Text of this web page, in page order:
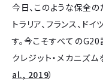
今日、このような保全の
トラリア、フランス、ド
す。今こそすべての
クレジット・メカニズ
al., 2019）